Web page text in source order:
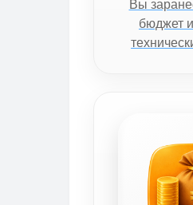
Вы
бюджет